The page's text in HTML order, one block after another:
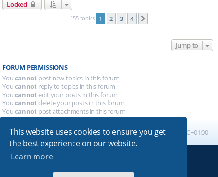
This website uses cookies to ensure you get
the best experience on our website.
Learn more
Locked
155 topics 1 2 3 4
Jump to
FORUM PERMISSIONS
Youcannot post new topics in this forum
Youcannot reply to topics in this forum
Youcannot edit your posts in this forum
Youcannot delete your posts in this forum
Youcannot post attachments in this forum
Board index All times are UTC+01:00
Absolution style by
Premium phpBB Styles